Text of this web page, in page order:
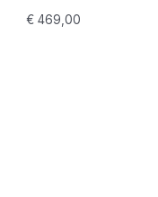
€469,00